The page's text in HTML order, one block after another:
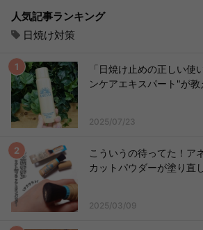
人気記事ランキング
日焼け対策
「日焼け止めの正しい使
ンケアエキスパート"が教
2025/07/23
こういうの待ってた！ア
カットパウダーが塗り直
2025/03/09